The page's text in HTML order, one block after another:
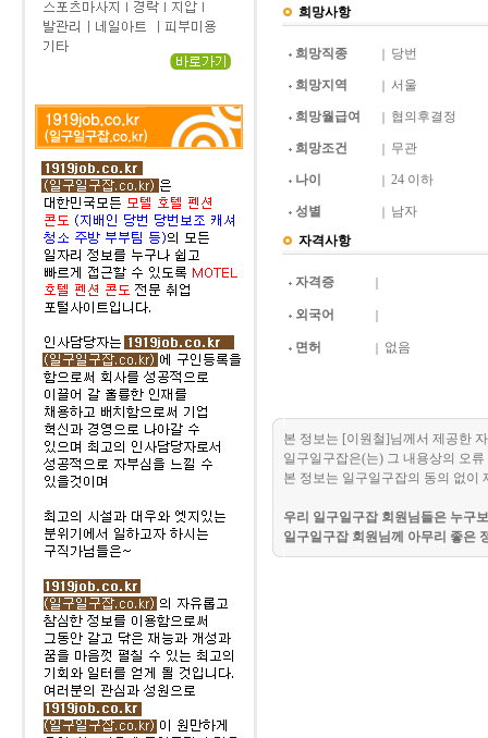
희망사항
희망직종 당번
희망지역 서울
희망월급여 협의후결정
희망조건 무관
나이 24 이하
성별
남자
자격사항
자격증
외국어
면허 없음
본 정보는 [이원철]님께서 제공한
일구일구잡은(는) 그 내용상의 오
본 정보는 일구일구잡의 동의 없이
우리 일구일구잡 회원님들은 누구
일구일구잡 회원님께 아무리 좋은